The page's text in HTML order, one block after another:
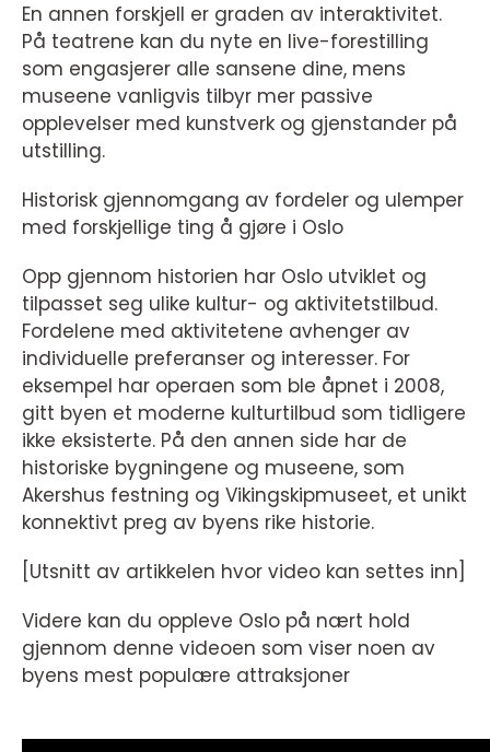
En annen forskjell er graden av interaktivitet.
På teatrene kan du nyte en live-forestilling
som engasjerer alle sansene dine, mens
museene vanligvis tilbyr mer passive
opplevelser med kunstverk og gjenstander på
utstilling.
Historisk gjennomgang av fordeler og ulemper
med forskjellige ting å gjøre i Oslo
Opp gjennom historien har Oslo utviklet og
tilpasset seg ulike kultur- og aktivitetstilbud.
Fordelene med aktivitetene avhenger av
individuelle preferanser og interesser. For
eksempel har operaen som ble åpnet i 2008,
gitt byen et moderne kulturtilbud som tidligere
ikke eksisterte. På den annen side har de
historiske bygningene og museene, som
Akershus festning og Vikingskipmuseet, et unikt
konnektivt preg av byens rike historie.
[Utsnitt av artikkelen hvor video kan settes inn]
Videre kan du oppleve Oslo på nært hold
gjennom denne videoen som viser noen av
byens mest populære attraksjoner